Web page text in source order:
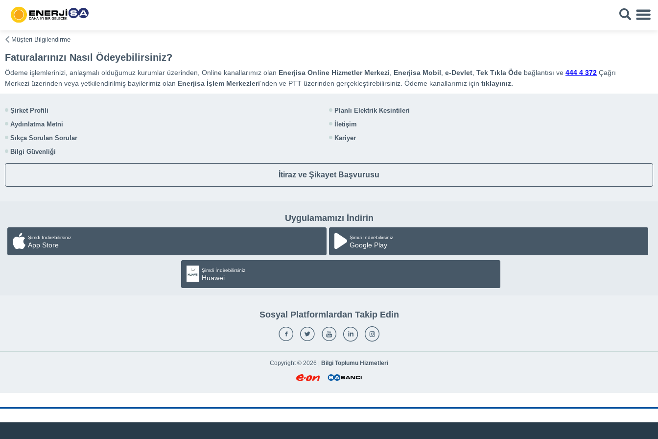
Müşteri Bilgilendirme
Faturalarınızı Nasıl Ödeyebilirsiniz?
Ödeme işlemlerinizi, anlaşmalı olduğumuz kurumlar üzerinden, Online kanallarımız olan Enerjisa Online Hizmetler Merkezi Enerjisa Mobil e-Devlet Tek Tıkla Öde bağlantısı ve 444 4 372 Çağrı
Merkezi üzerinden veya yetkilendirilmiş bayilerimiz olan Enerjisa İşlem Merkezleri’nden ve PTT üzerinden gerçekleştirebilirsiniz. Ödeme kanallarımız için tıklayınız.
Şirket Profili
Planlı Elektrik Kesintileri
Aydınlatma Metni
İletişim
Sıkça Sorulan Sorular
Kariyer
Bilgi Güvenliği
İtiraz ve Şikayet Başvurusu
Uygulamamızı İndirin
Şimdi İndirebilirsiniz
App Store
Şimdi İndirebilirsiniz
Google Play
Şimdi İndirebilirsiniz
Huawei
Sosyal Platformlardan Takip Edin
Copyright © 2026 | Bilgi Toplumu Hizmetleri